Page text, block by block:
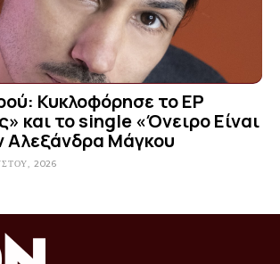
Κυκλοφόρησε το EP
και το single «Όνειρο Είναι
Αλεξάνδρα Μάγκου
2026